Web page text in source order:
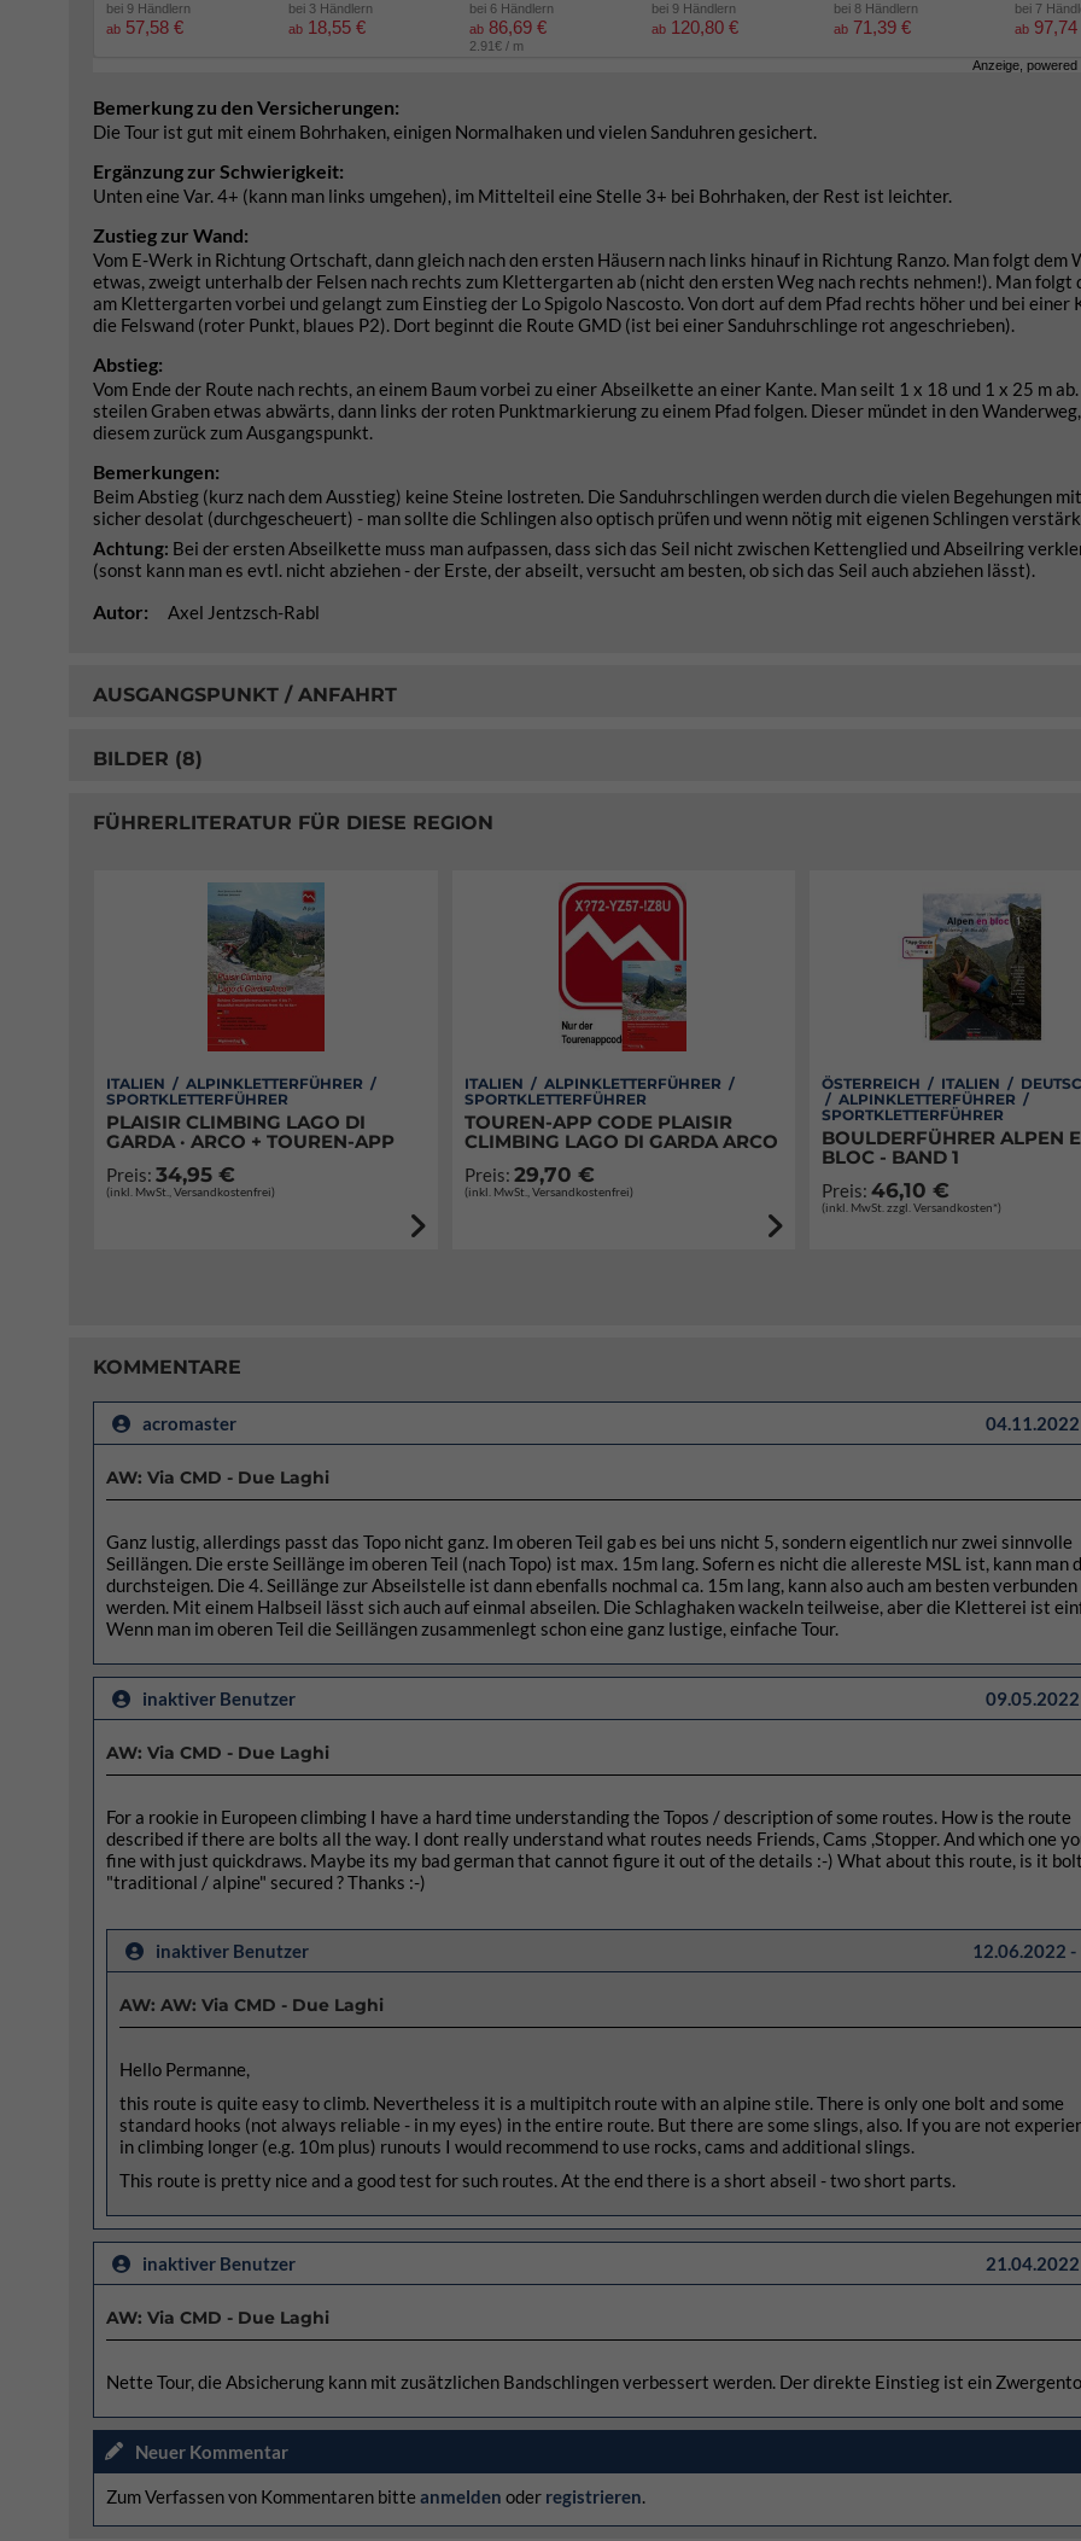
bei 9 Händlern
ab 57,58 €
bei 3 Händlern
ab 18,55 €
bei 6 Händlern
ab 86,69 €
2.91€ / m
bei 9 Händlern
ab 120,80 €
bei 8 Händlern
ab 71,39 €
bei 7
ab 97,74
Anzeige, powered
Bemerkung zu den Versicherungen:
Die Tour ist gut mit einem Bohrhaken, einigen Normalhaken und vielen Sanduhren gesichert.
Ergänzung zur Schwierigkeit:
Unten eine Var. 4+ (kann man links umgehen), im Mittelteil eine Stelle 3+ bei Bohrhaken, der Rest ist leichter.
Zustieg zur Wand:
Vom E-Werk in Richtung Ortschaft, dann gleich nach den ersten Häusern nach links hinauf in Richtung Ranzo. Man folgt dem
etwas, zweigt unterhalb der Felsen nach rechts zum Klettergarten ab (nicht den ersten Weg nach rechts nehmen!). Man folgt
am Klettergarten vorbei und gelangt zum Einstieg der Lo Spigolo Nascosto. Von dort auf dem Pfad rechts höher und bei einer
die Felswand (roter Punkt, blaues P2). Dort beginnt die Route GMD (ist bei einer Sanduhrschlinge rot angeschrieben).
Abstieg:
Vom Ende der Route nach rechts, an einem Baum vorbei zu einer Abseilkette an einer Kante. Man seilt 1 x 18 und 1 x 25 m
steilen Graben etwas abwärts, dann links der roten Punktmarkierung zu einem Pfad folgen. Dieser mündet in den
diesem zurück zum Ausgangspunkt.
Bemerkungen:
Beim Abstieg (kurz nach dem Ausstieg) keine Steine lostreten. Die Sanduhrschlingen werden durch die vielen Begehungen
sicher desolat (durchgescheuert) - man sollte die Schlingen also optisch prüfen und wenn nötig mit eigenen Schlingen
Achtung: Bei der ersten Abseilkette muss man aufpassen, dass sich das Seil nicht zwischen Kettenglied und Abseilring
(sonst kann man es evtl. nicht abziehen - der Erste, der abseilt, versucht am besten, ob sich das Seil auch abziehen lässt).
Autor: Axel Jentzsch-Rabl
AUSGANGSPUNKT / ANFAHRT
BILDER (8)
FÜHRERLITERATUR FÜR DIESE REGION
ITALIEN / ALPINKLETTERFÜHRER /
SPORTKLETTERFÜHRER
PLAISIR CLIMBING LAGO DI
GARDA · ARCO + TOUREN-APP
Preis: 34,95 €
(inkl. MwSt., Versandkostenfrei)
ITALIEN / ALPINKLETTERFÜHRER /
SPORTKLETTERFÜHRER
TOUREN-APP CODE PLAISIR
CLIMBING LAGO DI GARDA ARCO
Preis: 29,70 €
(inkl. MwSt., Versandkostenfrei)
ÖSTERREICH / ITALIEN /
/ ALPINKLETTERFÜHRER /
SPORTKLETTERFÜHRER
BOULDERFÜHRER ALPEN
BLOC - BAND 1
Preis:46,10 €
(inkl. MwSt. zzgl. Versandkosten*)
KOMMENTARE
acromaster
AW: Via CMD - Due Laghi
Ganz lustig, allerdings passt das Topo nicht ganz. Im oberen Teil gab es bei uns nicht 5, sondern eigentlich nur zwei sinnvolle
Seillängen. Die erste Seillänge im oberen Teil (nach Topo) ist max. 15m lang. Sofern es nicht die allereste MSL ist, kann man
durchsteigen. Die 4. Seillänge zur Abseilstelle ist dann ebenfalls nochmal ca. 15m lang, kann also auch am besten verbunden
werden. Mit einem Halbseil lässt sich auch auf einmal abseilen. Die Schlaghaken wackeln teilweise, aber die Kletterei ist
Wenn man im oberen Teil die Seillängen zusammenlegt schon eine ganz lustige, einfache Tour.
inaktiver Benutzer
AW: Via CMD - Due Laghi
For a rookie in Europeen climbing I have a hard time understanding the Topos / description of some routes. How is the route
described if there are bolts all the way. I dont really understand what routes needs Friends, Cams ,Stopper. And which one
fine with just quickdraws. Maybe its my bad german that cannot figure it out of the details :-) What about this route, is it
"traditional / alpine" secured ? Thanks :-)
inaktiver Benutzer 12.06.2022 -
AW: AW: Via CMD - Due Laghi
Hello Permanne,
this route is quite easy to climb. Nevertheless it is a multipitch route with an alpine stile. There is only one bolt and some
standard hooks (not always reliable - in my eyes) in the entire route. But there are some slings, also. If you are not
in climbing longer (e.g. 10m plus) runouts I would recommend to use rocks, cams and additional slings.
This route is pretty nice and a good test for such routes. At the end there is a short abseil - two short parts.
inaktiver Benutzer
AW: Via CMD - Due Laghi
Nette Tour, die Absicherung kann mit zusätzlichen Bandschlingen verbessert werden. Der direkte Einstieg ist ein
Neuer Kommentar
Zum Verfassen von Kommentaren bitte anmelden oder registrieren.